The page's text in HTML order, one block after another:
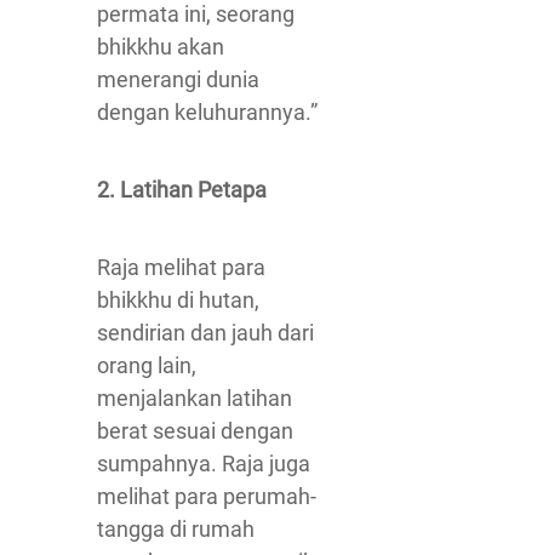
permata ini, seorang
bhikkhu akan
menerangi dunia
dengan keluhurannya.”
2. Latihan Petapa
Raja melihat para
bhikkhu di hutan,
sendirian dan jauh dari
orang lain,
menjalankan latihan
berat sesuai dengan
sumpahnya. Raja juga
melihat para perumah-
tangga di rumah